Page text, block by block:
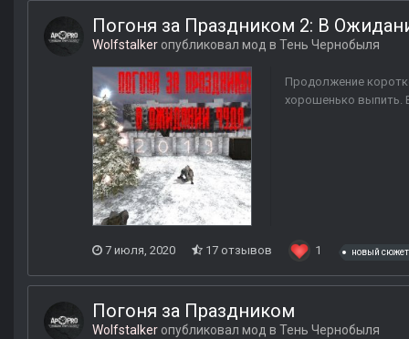
Погоня за Праздником 2: В
Wolfstalker опубликовал мод в Тень Чернобыля
Продолжение
хорошенько выпить.
7 июля, 2020 17 отзывов 1 новый сюжет
Погоня за Праздником
Wolfstalker опубликовал мод в Тень Чернобыля